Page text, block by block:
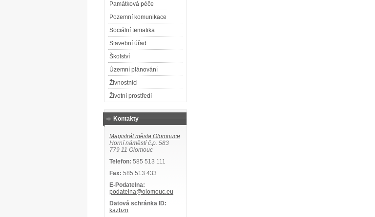
Památková péče
Pozemní komunikace
Sociální tematika
Stavební úřad
Školství
Územní plánování
Živnostníci
Životní prostředí
Kontakty
Magistrát města Olomouce
Horní náměstí č.p. 583
779 11 Olomouc
Telefon: 585 513 111
Fax: 585 513 433
E-Podatelna:
podatelna@olomouc.eu
Datová schránka ID:
kazbzri